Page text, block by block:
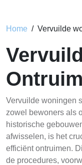
Home Vervuilde
Vervuilde woningen
zowel bewoners als
historische
afwisselen, is het
efficiënt ontruimen.
de procedures,